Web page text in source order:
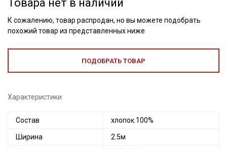
Товара нет в наличии
К сожалению, товар распродан, но вы можете подобрать
похожий товар из представленных ниже
ПОДОБРАТЬ ТОВАР
Характеристики
Состав хлопок 100%
Ширина 2.5м